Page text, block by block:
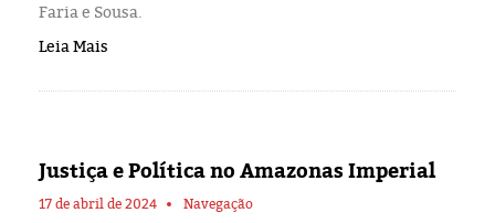
Faria e Sousa.
Leia Mais
Justiça e Política no Amazonas Imperial
17 de abril de 2024 Navegação